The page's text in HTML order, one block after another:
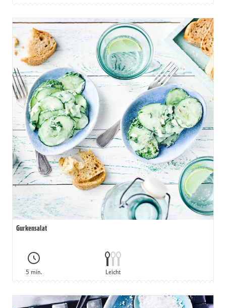
Gurkensalat
5 min. Leicht